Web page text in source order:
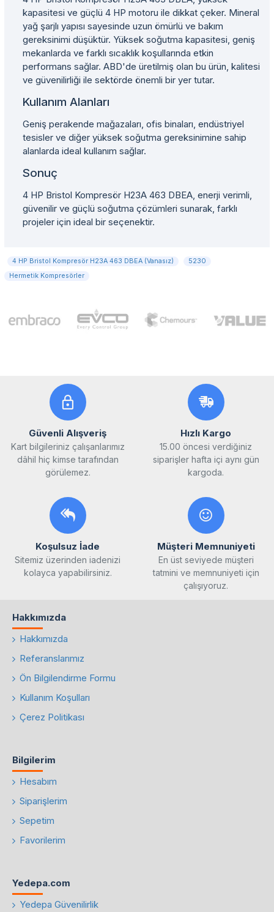
kapasitesi ve güçlü 4 HP motoru ile dikkat çeker. Mineral
yağ şarjlı yapısı sayesinde uzun ömürlü ve bakım
gereksinimi düşüktür. Yüksek soğutma kapasitesi, geniş
mekanlarda ve farklı sıcaklık koşullarında etkin
performans sağlar. ABD'de üretilmiş olan bu ürün, kalitesi
ve güvenilirliği ile sektörde önemli bir yer tutar.
Kullanım Alanları
Geniş perakende mağazaları, ofis binaları, endüstriyel
tesisler ve diğer yüksek soğutma gereksinimine sahip
alanlarda ideal kullanım sağlar.
Sonuç
4 HP Bristol Kompresör H23A 463 DBEA, enerji verimli,
güvenilir ve güçlü soğutma çözümleri sunarak, farklı
projeler için ideal bir seçenektir.
4 HP Bristol Kompresör H23A 463 DBEA (Vanasız)
5230
Hermetik Kompresörler
Güvenli Alışveriş
Kart bilgileriniz çalışanlarımız
dâhil hiç kimse tarafından
görülemez.
Hızlı Kargo
15.00 öncesi verdiğiniz
siparişler hafta içi aynı gün
kargoda.
Koşulsuz İade
Sitemiz üzerinden iadenizi
kolayca yapabilirsiniz.
Müşteri Memnuniyeti
En üst seviyede müşteri
tatmini ve memnuniyeti için
çalışıyoruz.
Hakkımızda
Hakkımızda
Referanslarımız
Ön Bilgilendirme Formu
Kullanım Koşulları
Çerez Politikası
Bilgilerim
Hesabım
Siparişlerim
Sepetim
Favorilerim
Yedepa.com
Yedepa Güvenilirlik